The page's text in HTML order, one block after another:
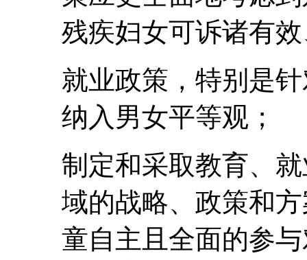
残疾妇女可诉诸有
就业政策，特别是
纳入男女平等观；
制定和采取教育、
域的战略、政策和
童自主且全面的参